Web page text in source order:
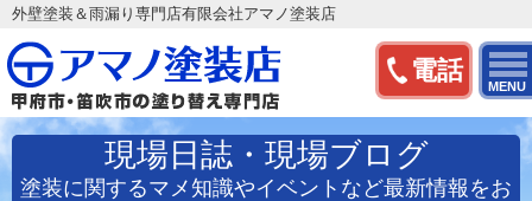
電話
MENU
外壁塗装＆雨漏り専門店有限会社アマノ塗装店
現場日誌・現場ブログ
塗装に関するマメ知識やイベントなど最新情報をお